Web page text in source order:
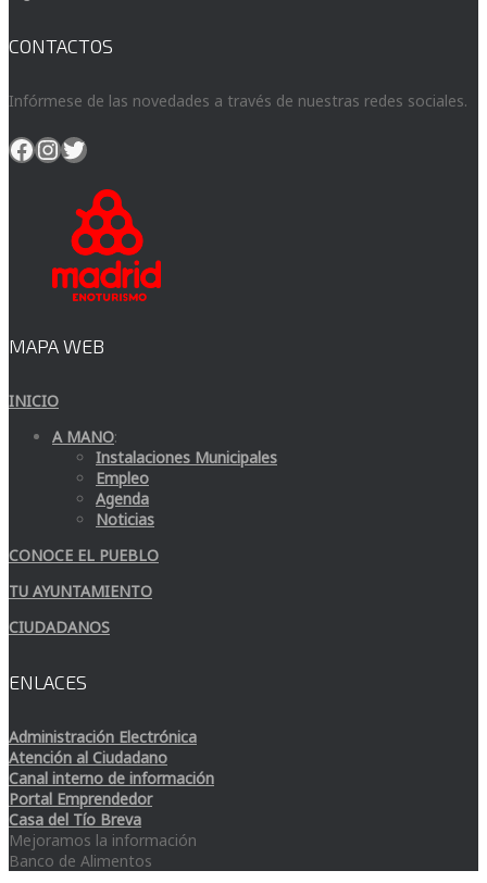
CONTACTOS
Infórmese de las novedades a través de nuestras redes sociales.
Facebook
Instagram
Twitter
MAPA WEB
INICIO
A MANO:
Instalaciones Municipales
Empleo
Agenda
Noticias
CONOCE EL PUEBLO
TU AYUNTAMIENTO
CIUDADANOS
ENLACES
Administración Electrónica
Atención al Ciudadano
Canal interno de información
Portal Emprendedor
Casa del Tío Breva
Mejoramos la información
Banco de Alimentos